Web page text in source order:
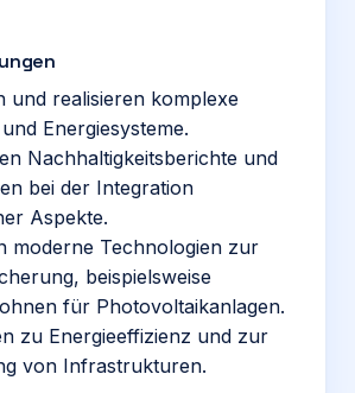
und realisieren komplexe
Energiesysteme.
Nachhaltigkeitsberichte und
bei der Integration
Aspekte.
moderne Technologien zur
beispielsweise
für Photovoltaikanlagen.
zu Energieeffizienz und zur
von Infrastrukturen.